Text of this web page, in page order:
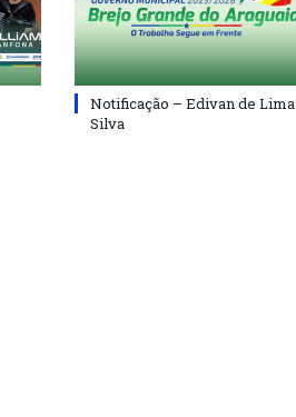
Notificação – Edivan de Lima
Silva